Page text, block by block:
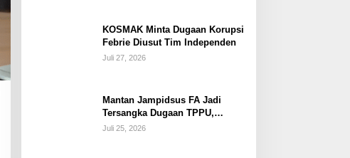
KOSMAK Minta Dugaan Korupsi
Febrie Diusut Tim Independen
Juli 27, 2026
Mantan Jampidsus FA Jadi
Tersangka Dugaan TPPU,
Ditahan di Rutan KPK
Juli 25, 2026